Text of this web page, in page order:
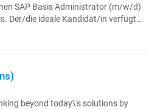
SAP Basis Administrator (m/w/d)
Der/die ideale Kandidat/in verfügt...
beyond today\'s solutions by